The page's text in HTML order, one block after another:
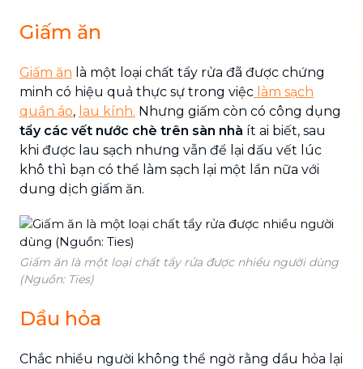
Giấm ăn
Giấm ăn là một loại chất tẩy rửa đã được chứng
minh có hiệu quả thực sự trong việc làm sạch
quần áo, lau kính. Nhưng giấm còn có công dụng
tẩy các vết nước chè trên sàn nhà ít ai biết, sau
khi được lau sạch nhưng vẫn để lại dấu vết lúc
khô thì bạn có thể làm sạch lại một lần nữa với
dung dịch giấm ăn.
Giấm ăn là một loại chất tẩy rửa được nhiều người dùng
(Nguồn: Ties)
Dầu hỏa
Chắc nhiều người không thể ngờ rằng dầu hỏa lại